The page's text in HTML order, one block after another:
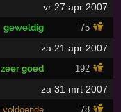
vr 27 apr 2007
geweldig 75
za 21 apr 2007
zeer goed 192
za 31 mrt 2007
voldoende 78